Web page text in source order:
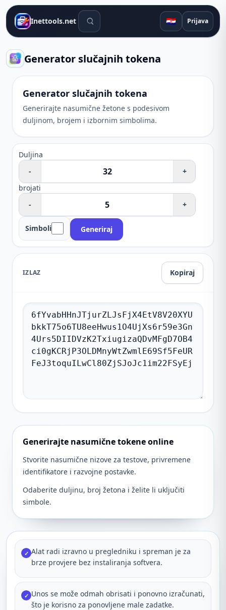
Inettools.net Alati za pretraživanje 🇭🇷 Prijava
Generator slučajnih tokena
Generator slučajnih tokena
Generirajte nasumične žetone s podesivom
duljinom, brojem i izbornim simbolima.
Duljina
-
+
brojati
-
+
Simboli Generiraj
IZLAZ Kopiraj
Generirajte nasumične tokene online
Stvorite nasumične nizove za testove, privremene
identifikatore i razvojne postavke.
Odaberite duljinu, broj žetona i želite li uključiti
simbole.
✓ Alat radi izravno u pregledniku i spreman je za
brze provjere bez instaliranja softvera.
✓ Unos se može odmah obrisati i ponovno izračunati,
što je korisno za ponovljene male zadatke.